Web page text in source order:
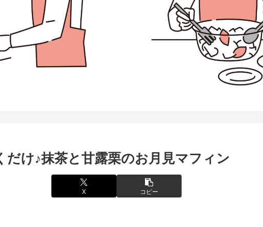
だけ♪抹茶と甘露栗のお月見マフィン
X コピー